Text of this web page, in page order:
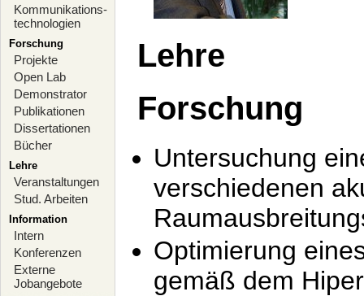
Kommunikations-
technologien
Forschung
Projekte
Open Lab
Demonstrator
Publikationen
Dissertationen
Bücher
Lehre
Veranstaltungen
Stud. Arbeiten
Information
Intern
Konferenzen
Externe
Jobangebote
Lehre
Forschung
Untersuchung
verschiedenen
Optimierung
gemäß dem